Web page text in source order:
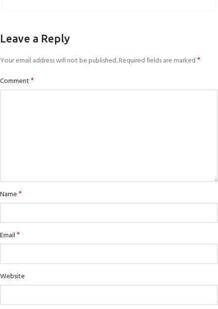
Leave a Reply
Your email address will not be published.Required fields are marked*
Comment*
Name*
Email*
Website